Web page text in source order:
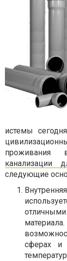
истемы
проживания
канализации
следующие
сферах и